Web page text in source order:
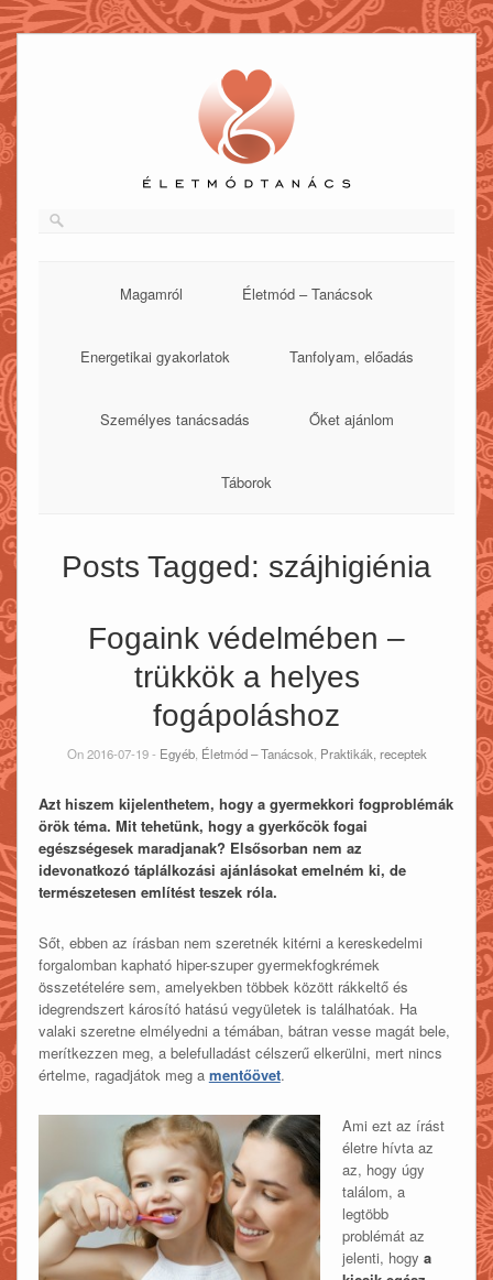
Magamról Életmód – Tanácsok
Energetikai gyakorlatok Tanfolyam, előadás
Személyes tanácsadás Őket ajánlom
Táborok
Posts Tagged: szájhigiénia
Fogaink védelmében –
trükkök a helyes
fogápoláshoz
On 2016-07-19 - Egyéb, Életmód – Tanácsok Praktikák, receptek
Azt hiszem kijelenthetem, hogy a gyermekkori fogproblémák
örök téma. Mit tehetünk, hogy a gyerkőcök fogai
egészségesek maradjanak? Elsősorban nem az
idevonatkozó táplálkozási ajánlásokat emelném ki, de
természetesen említést teszek róla.
Sőt, ebben az írásban nem szeretnék kitérni a kereskedelmi
forgalomban kapható hiper-szuper gyermekfogkrémek
összetételére sem, amelyekben többek között rákkeltő és
idegrendszert károsító hatású vegyületek is találhatóak. Ha
valaki szeretne elmélyedni a témában, bátran vesse magát bele,
merítkezzen meg, a belefulladást célszerű elkerülni, mert nincs
értelme, ragadjátok meg a mentőövet.
Ami ezt az írást
életre hívta az
az, hogy úgy
találom, a
legtöbb
problémát az
jelenti, hogy a